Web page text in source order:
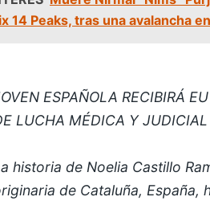
14 Peaks, tras una avalancha
ESPAÑOLA RECIBIRÁ
LUCHA MÉDICA Y JUDICIAL
historia de Noelia Castillo
de Cataluña, España,